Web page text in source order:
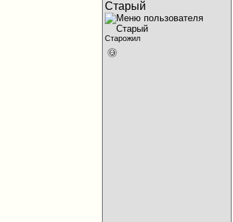
Старый
Старожил